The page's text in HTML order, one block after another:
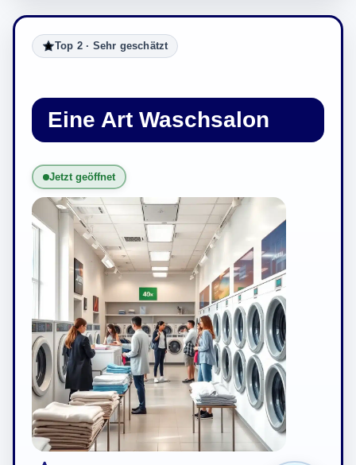
Top 2 · Sehr geschätzt
Eine Art Waschsalon
Jetzt geöffnet